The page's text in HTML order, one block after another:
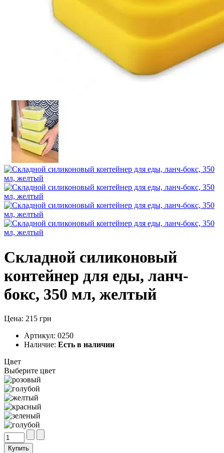
Складной силиконовый
контейнер для еды, ланч-
бокс, 350 мл, желтый
Цена: 215 грн
Артикул: 0250
Наличие: Есть в наличии
Цвет
Выберите цвет
Купить